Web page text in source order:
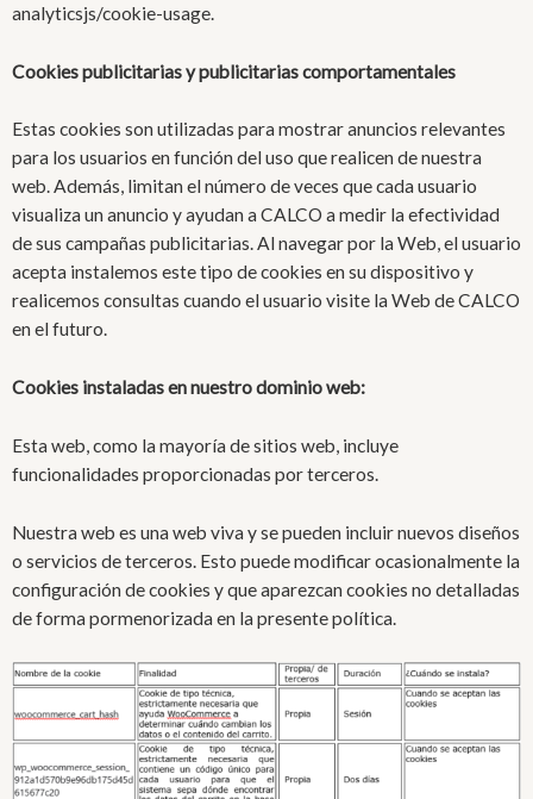
analyticsjs/cookie-usage.
Cookies publicitarias y publicitarias comportamentales
Estas cookies son utilizadas para mostrar anuncios relevantes
para los usuarios en función del uso que realicen de nuestra
web. Además, limitan el número de veces que cada usuario
visualiza un anuncio y ayudan a CALCO a medir la efectividad
de sus campañas publicitarias. Al navegar por la Web, el usuario
acepta instalemos este tipo de cookies en su dispositivo y
realicemos consultas cuando el usuario visite la Web de CALCO
en el futuro.
Cookies instaladas en nuestro dominio web:
Esta web, como la mayoría de sitios web, incluye
funcionalidades proporcionadas por terceros.
Nuestra web es una web viva y se pueden incluir nuevos diseños
o servicios de terceros. Esto puede modificar ocasionalmente la
configuración de cookies y que aparezcan cookies no detalladas
de forma pormenorizada en la presente política.